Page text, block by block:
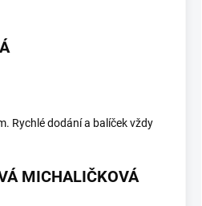
Rychlé dodání a balíček vždy
MICHALIČKOVÁ